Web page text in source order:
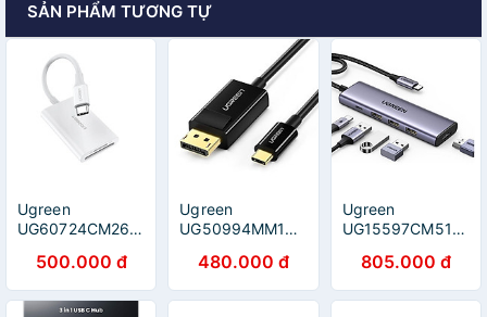
SẢN PHẨM TƯƠNG TỰ
Ugreen
UG60724CM265TK
thẻ USB type C
ra SD TF 4.0 hỗ
trợ UHS-II -
500.000 đ
Ugreen
UG50994MM139TK
Cáp chuyển đổi
TYPE C sang
DISPLAYPORT
480.000 đ
Ugreen
UG15597CM511TK
1 x HDMI
4K60Hz + 3 x
USB 3.0 + 1 x
805.000 đ